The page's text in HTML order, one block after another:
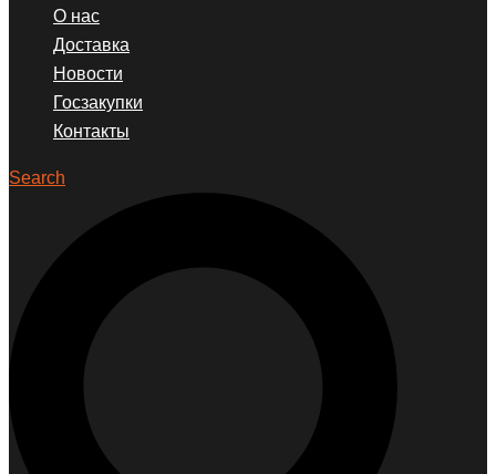
О нас
Доставка
Новости
Госзакупки
Контакты
Search